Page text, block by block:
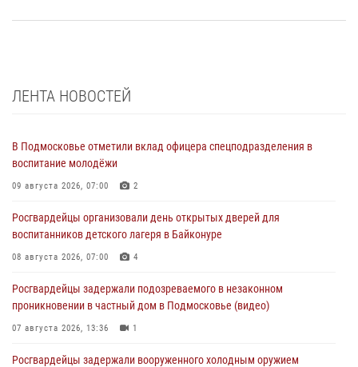
ЛЕНТА НОВОСТЕЙ
В Подмосковье отметили вклад офицера спецподразделения в
воспитание молодёжи
09 августа 2026, 07:00 2
Росгвардейцы организовали день открытых дверей для
воспитанников детского лагеря в Байконуре
08 августа 2026, 07:00 4
Росгвардейцы задержали подозреваемого в незаконном
проникновении в частный дом в Подмосковье (видео)
07 августа 2026, 13:36 1
Росгвардейцы задержали вооруженного холодным оружием